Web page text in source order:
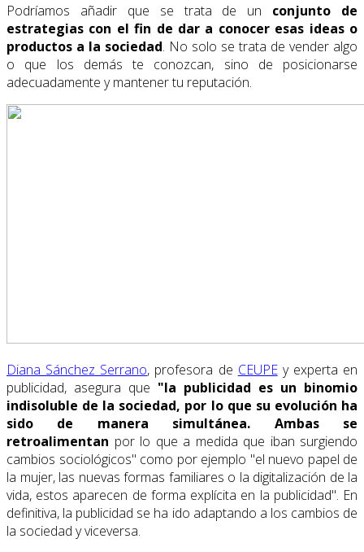
Podríamos añadir que se trata de un conjunto de
estrategias con el fin de dar a conocer esas ideas o
productos a la sociedad. No solo se trata de vender algo
o que los demás te conozcan, sino de posicionarse
adecuadamente y mantener tu reputación.
Diana Sánchez Serrano, profesora de CEUPEy experta en
publicidad, asegura que "la publicidad es un binomio
indisoluble de la sociedad, por lo que su evolución ha
sido de manera simultánea. Ambas se
retroalimentan por lo que a medida que iban surgiendo
cambios sociológicos" como por ejemplo "el nuevo papel de
la mujer, las nuevas formas familiares o la digitalización de la
vida, estos aparecen de forma explícita en la publicidad". En
definitiva, la publicidad se ha ido adaptando a los cambios de
la sociedad y viceversa.